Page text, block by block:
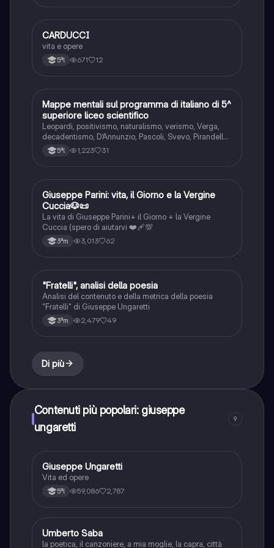
Italiano
CARDUCCI
vita e opere
5ªl 671 12
Italiano
Mappe mentali sul programma di italiano di 5^
superiore liceo scientifico
Leopardi, positivismo, naturalismo, verismo, Verga,
decadentismo, D’Annunzio, Pascoli, Svevo, Pirandello,
Ungaretti e ermetismo
5ªl 1,223 31
Italiano
Giuseppe Parini: vita, il Giorno e la Vergine
Cuccia🐶📜
La vita di Giuseppe Parini+ il Giorno + la Vergine
Cuccia (spero di aiutarvi ❤️‍🩹💯
3ªm 3,013 62
Italiano
"Fratelli", analisi della poesia
Analisi del contenuto e della metrica della poesia
"Fratelli" di Giuseppe Ungaretti
3ªm 2,479 49
Di più
Contenuti più popolari: giuseppe
ungaretti
9
Italiano
Giuseppe Ungaretti
Vita ed opere
5ªl 59,086 2,787
Italiano
Umberto Saba
la poetica, il canzoniere, a mia moglie, la capra, città